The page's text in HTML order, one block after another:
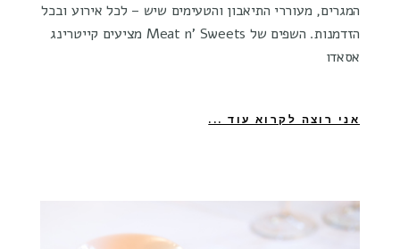
המגרים, מעוררי התיאבון והטעימים שיש – לכל אירוע ובכל
הזדמנות. השפים של Meat n' Sweets מציעים קייטרינג
אסאדו
אני רוצה לקרוא עוד ...